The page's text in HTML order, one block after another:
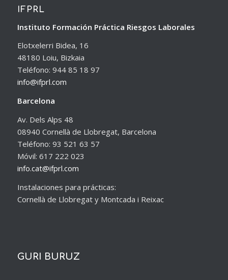
IFPRL
Instituto Formación Práctica Riesgos Laborales
Elotxelerri Bidea, 16
48180 Loiu, Bizkaia
Teléfono: 944 85 18 97
info@ifprl.com
Barcelona
Av. Dels Alps 48
08940 Cornellà de Llobregat, Barcelona
Teléfono: 93 521 63 57
Móvil: 617 222 023
info.cat@ifprl.com
Instalaciones para prácticas:
Cornellà de Llobregat y Montcada i Reixac
GURI BURUZ